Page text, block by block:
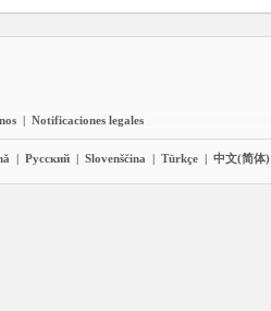
| Notificaciones legales
| Pyccĸий | Slovenščina | Türkçe | 中文(简体)